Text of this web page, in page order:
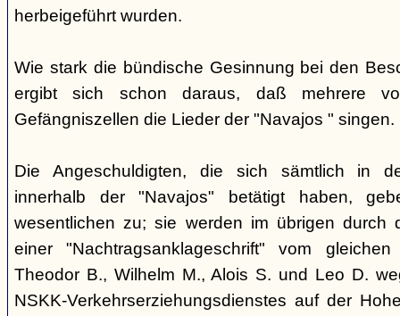
herbeigeführt wurden.
Wie stark die bündische Gesinnung bei den
ergibt sich schon daraus, daß mehrere
Gefängniszellen die Lieder der "Navajos " singen.
Die Angeschuldigten, die sich sämtlich in
innerhalb der "Navajos" betätigt haben,
wesentlichen zu; sie werden im übrigen durch
einer "Nachtragsanklageschrift" vom
Theodor B., Wilhelm M., Alois S. und Leo D.
NSKK-Verkehrserziehungsdienstes auf der